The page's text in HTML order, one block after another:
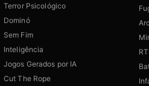
Terror Psicológico
Dominó
Sem Fim
Inteligência
Jogos Gerados por IA
Cut The Rope